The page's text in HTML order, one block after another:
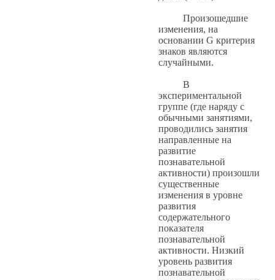
Произошедшие
изменения, на
основании G критерия
знаков являются
случайными.
В
экспериментальной
группе (где наряду с
обычными занятиями,
проводились занятия
направленные на
развитие
познавательной
активности) произошли
существенные
изменения в уровне
развития
содержательного
показателя
познавательной
активности. Низкий
уровень развития
познавательной